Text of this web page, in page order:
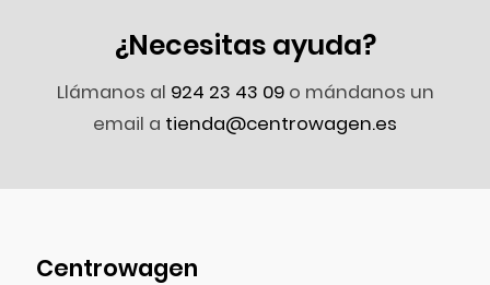
¿Necesitas ayuda?
Llámanos al 924 23 43 09o mándanos un
email a tienda@centrowagen.es
Centrowagen